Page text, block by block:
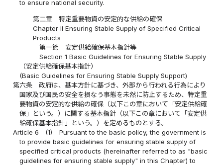
to ensure national security.
第二章 特定重要物資の安定的な供給の確保
Chapter II Ensuring Stable Supply of Specified Critical
Products
第一節 安定供給確保基本指針等
Section 1 Basic Guidelines for Ensuring Stable Supply
（安定供給確保基本指針）
(Basic Guidelines for Ensuring Stable Supply Support)
第六条
政府は、基本方針に基づき、外部から行われる行為により
国家及び国民の安全を損なう事態を未然に防止するため、特定重
要物資の安定的な供給の確保（以下この章において「安定供給確
保」という。）に関する基本指針（以下この章において「安定供
給確保基本指針」という。）を定めるものとする。
Article 6
(1)
Pursuant to the basic policy, the government is
to provide basic guidelines for ensuring stable supply of
specified critical products (hereinafter referred to as "basic
guidelines for ensuring stable supply" in this Chapter) to